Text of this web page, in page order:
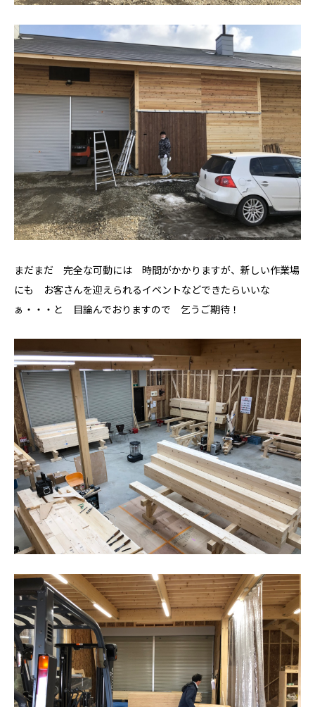
私たちについて
ホクシンの歩み
自慢の大工
会社概要
家づくりについて
まだまだ 完全な可動には 時間がかかりますが、新しい作業場
にも お客さんを迎えられるイベントなどできたらいいな
ぁ・・・と 目論んでおりますので 乞うご期待！